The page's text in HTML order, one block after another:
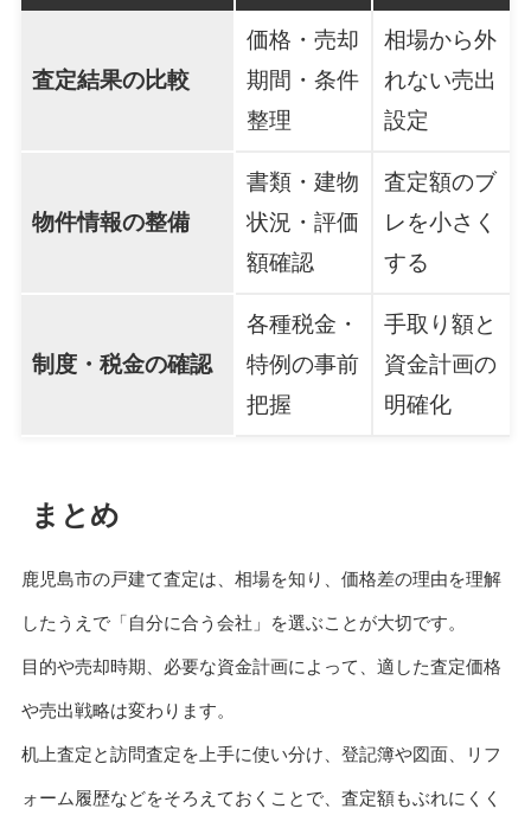
査定結果の比較
価格・売却
期間・条件
整理
相場から外
れない売出
設定
物件情報の整備
書類・建物
状況・評価
額確認
査定額のブ
レを小さく
する
制度・税金の確認
各種税金・
特例の事前
把握
手取り額と
資金計画の
明確化
まとめ
鹿児島市の戸建て査定は、相場を知り、価格差の理由を理解
したうえで「自分に合う会社」を選ぶことが大切です。
目的や売却時期、必要な資金計画によって、適した査定価格
や売出戦略は変わります。
机上査定と訪問査定を上手に使い分け、登記簿や図面、リフ
ォーム履歴などをそろえておくことで、査定額もぶれにくく